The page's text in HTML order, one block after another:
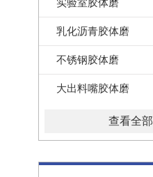
实验室胶体磨
乳化沥青胶体磨
不锈钢胶体磨
大出料嘴胶体磨
查看全部